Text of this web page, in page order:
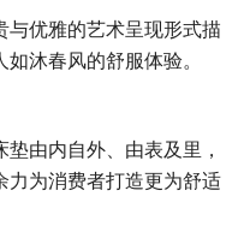
与优雅的艺术呈现形式描
沐春风的舒服体验。
由内自外、由表及里，
力为消费者打造更为舒适